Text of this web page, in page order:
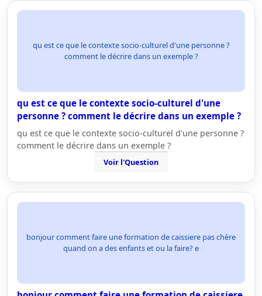
qu est ce que le contexte socio-culturel d'une personne ?
comment le décrire dans un exemple ?
qu est ce que le contexte socio-culturel d'une
personne ? comment le décrire dans un exemple ?
qu est ce que le contexte socio-culturel d'une personne ?
comment le décrire dans un exemple ?
Voir l'Question
bonjour comment faire une formation de caissiere pas chère
quand on a des enfants et ou la faire? e